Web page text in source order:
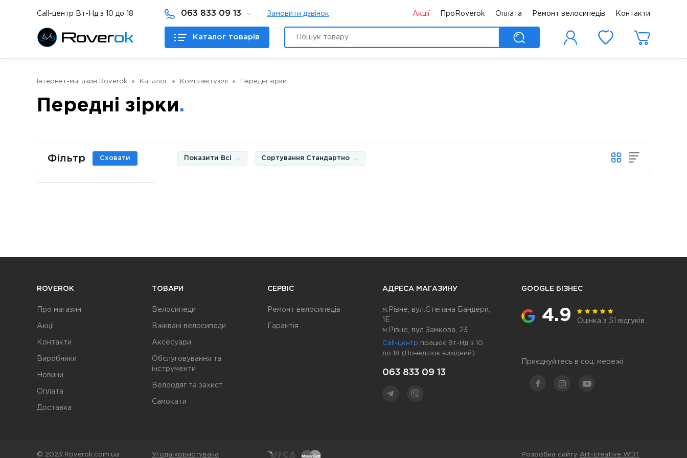
Call-центр Вт-Нд з 10 до 18 063 833 09 13 Замовити дзвінок Акції ПроRoverok Оплата Ремонт велосипедів Контакти
Каталог товарів
Інтернет-магазин Roverok Каталог Комплектуючі Передні зірки
Передні зірки
Фільтр Сховати Показити Всі Сортування Стандартно
ROVEROK
Про магазин
Акції
Контакти
Виробники
Новини
Оплата
Доставка
ТОВАРИ
Велосипеди
Вживані велосипеди
Аксесуари
Обслуговування та
інструменти
Велоодяг та захист
Самокати
СЕРВІС
Ремонт велосипедів
Гарантія
АДРЕСА МАГАЗИНУ
м.Рівне, вул.Степана Бандери,
1Е
м.Рівне, вул.Замкова, 23
Call-центр працює Вт-Нд з 10
до 18 (Понеділок вихідний)
063 833 09 13
GOOGLE БІЗНЕС
4.9 Оцінка з 51 відгуків
Приєднуйтесь в соц. мережі
© 2023 Roverok.com.ua Угода користувача Розробка сайту Art-creative WDT